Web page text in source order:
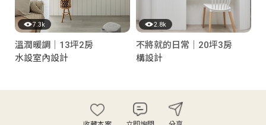
7.3k
溫潤暖調｜13坪2房
水設室內設計
2.8k
不將就的日常｜20坪3房
構設計